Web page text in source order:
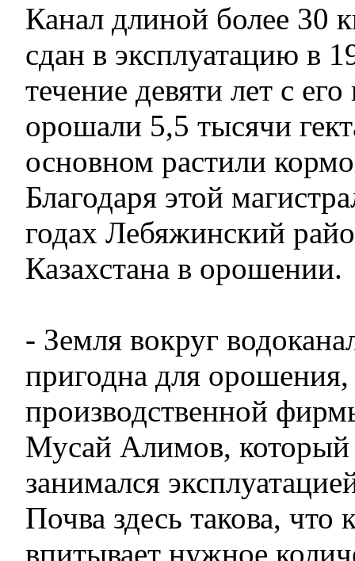
Канал длиной более 30
сдан в эксплуатацию в
течение девяти лет с
орошали 5,5 тысячи
основном растили
Благодаря этой
годах Лебяжинский
Казахстана в орошении.
- Земля вокруг
пригодна для орошения,
производственной
Мусай Алимов, который
занимался
Почва здесь такова, что
впитывает нужное